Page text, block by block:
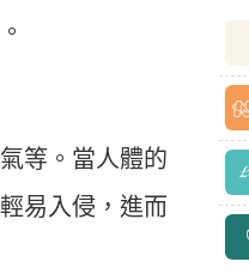
等。當人體的
易入侵，進而